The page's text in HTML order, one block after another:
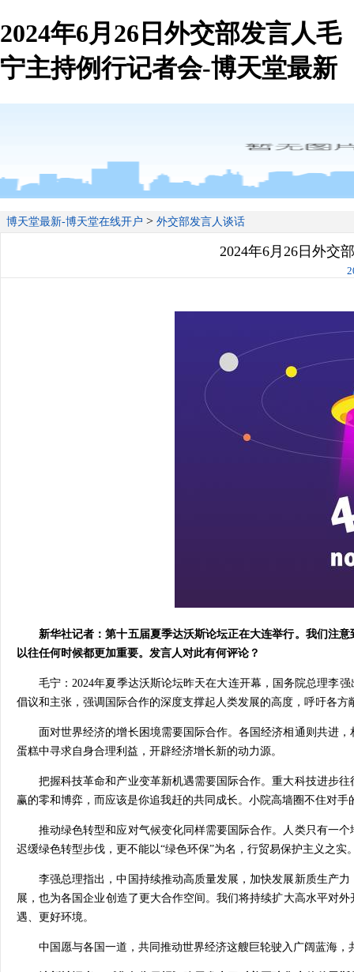
2024年6月26日外交部发言人毛
宁主持例行记者会-博天堂最新
博天堂最新-博天堂在线开户 > 外交部发言人谈话
2024年6月26日外交
新华社记者：第十五届夏季达沃斯论坛正在大连举行。我们注
以往任何时候都更加重要。发言人对此有何评论？
毛宁：2024年夏季达沃斯论坛昨天在大连开幕，国务院总理李
倡议和主张，强调国际合作的深度支撑起人类发展的高度，呼吁各
面对世界经济的增长困境需要国际合作。各国经济相通则共进
蛋糕中寻求自身合理利益，开辟经济增长新的动力源。
把握科技革命和产业变革新机遇需要国际合作。重大科技进步
赢的零和博弈，而应该是你追我赶的共同成长。小院高墙圈不住对
推动绿色转型和应对气候变化同样需要国际合作。人类只有一
迟缓绿色转型步伐，更不能以“绿色环保”为名，行贸易保护主义之实
李强总理指出，中国持续推动高质量发展，加快发展新质生产
展，也为各国企业创造了更大合作空间。我们将持续扩大高水平对
遇、更好环境。
中国愿与各国一道，共同推动世界经济这艘巨轮驶入广阔蓝海，